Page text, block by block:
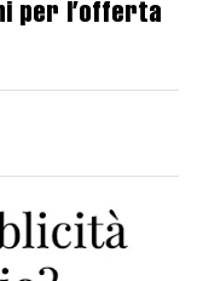
per l’offerta